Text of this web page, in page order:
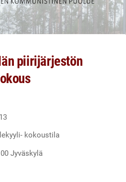
piirijärjestön
kokoustila
Jyväskylä